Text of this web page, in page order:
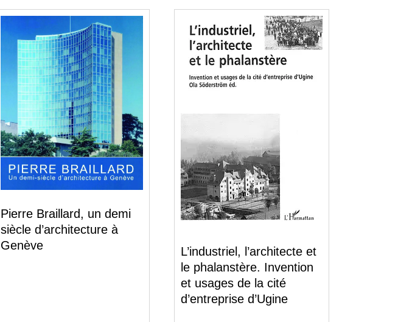
Pierre Braillard, un demi
siècle d’architecture à
Genève
L’industriel, l’architecte et
le phalanstère. Invention
et usages de la cité
d’entreprise d’Ugine